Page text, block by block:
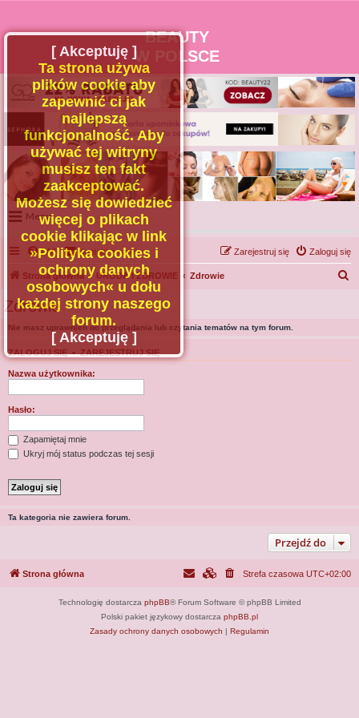
BEAUTY
W POLSCE
Menu
Portal
Facebook
Regulamin
Zapytaj administratora
Kontakt
FAQ Kontakt z nami Zaloguj się
Zarejestruj się
Strona główna URODA I ZDROWIE Zdrowie
Zdrowie
Nie masz uprawnień do przeglądania lub czytania tematów na tym forum.
ZALOGUJ SIĘ•ZAREJESTRUJ SIĘ
Nazwa użytkownika:
Hasło:
Zapamiętaj mnie
Ukryj mój status podczas tej sesji
Ta kategoria nie zawiera forum.
Przejdź do
[ Akceptuję ]
Ta strona używa
plików cookie aby
zapewnić ci jak
najlepszą
funkcjonalność. Aby
używać tej witryny
musisz ten fakt
zaakceptować.
Możesz się dowiedzieć
więcej o plikach
cookie klikając w link
»Polityka cookies i
ochrony danych
osobowych« u dołu
każdej strony naszego
forum.
[ Akceptuję ]
Strona główna Strefa czasowa UTC+02:00
Technologię dostarcza phpBB® Forum Software © phpBB Limited
Polski pakiet językowy dostarcza phpBB.pl
Zasady ochrony danych osobowych | Regulamin